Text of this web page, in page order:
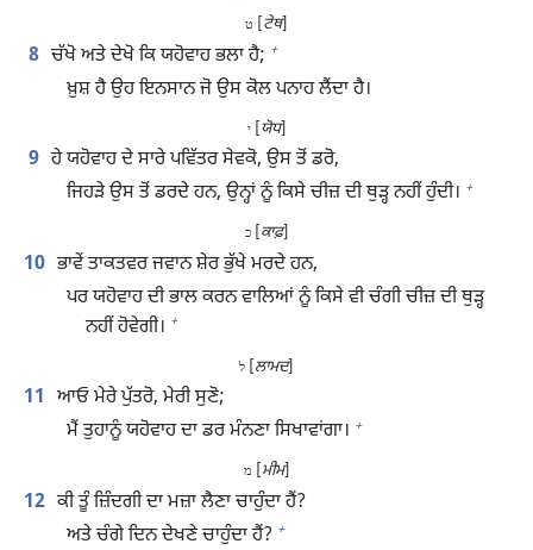
ט [ਟੇਥ]
8 ਚੱਖੋ ਅਤੇ ਦੇਖੋ ਕਿ ਯਹੋਵਾਹ ਭਲਾ ਹੈ; +
ਖ਼ੁਸ਼ ਹੈ ਉਹ ਇਨਸਾਨ ਜੋ ਉਸ ਕੋਲ ਪਨਾਹ ਲੈਂਦਾ ਹੈ।
י[ ਯੋਧ]
9 ਹੇ ਯਹੋਵਾਹ ਦੇ ਸਾਰੇ ਪਵਿੱਤਰ ਸੇਵਕੋ, ਉਸ ਤੋਂ ਡਰੋ,
ਜਿਹੜੇ ਉਸ ਤੋਂ ਡਰਦੇ ਹਨ, ਉਨ੍ਹਾਂ ਨੂੰ ਕਿਸੇ ਚੀਜ਼ ਦੀ ਥੁੜ੍ਹ ਨਹੀਂ ਹੁੰਦੀ। +
כ[ ਕਾਫ਼]
10 ਭਾਵੇਂ ਤਾਕਤਵਰ ਜਵਾਨ ਸ਼ੇਰ ਭੁੱਖੇ ਮਰਦੇ ਹਨ,
ਪਰ ਯਹੋਵਾਹ ਦੀ ਭਾਲ ਕਰਨ ਵਾਲਿਆਂ ਨੂੰ ਕਿਸੇ ਵੀ ਚੰਗੀ ਚੀਜ਼ ਦੀ ਥੁੜ੍ਹ
ਨਹੀਂ ਹੋਵੇਗੀ। +
ל ਲਾਮਦ]
11 ਆਓ ਮੇਰੇ ਪੁੱਤਰੋ, ਮੇਰੀ ਸੁਣੋ;
ਮੈਂ ਤੁਹਾਨੂੰ ਯਹੋਵਾਹ ਦਾ ਡਰ ਮੰਨਣਾ ਸਿਖਾਵਾਂਗਾ। +
מ ਮੀਮ]
12 ਕੀ ਤੂੰ ਜ਼ਿੰਦਗੀ ਦਾ ਮਜ਼ਾ ਲੈਣਾ ਚਾਹੁੰਦਾ ਹੈਂ?
ਅਤੇ ਚੰਗੇ ਦਿਨ ਦੇਖਣੇ ਚਾਹੁੰਦਾ ਹੈਂ? +